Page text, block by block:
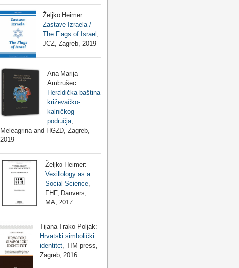
Željko Heimer:
Zastave Izraela /
The Flags of Israel ,
JCZ, Zagreb, 2019
Ana Marija
Ambrušec:
Heraldička baština
križevačko-
kalničkog
područja,
Meleagrina and HGZD, Zagreb,
2019
Željko Heimer:
Vexillology as a
Social Science
FHF, Danvers,
MA, 2017.
Tijana Trako Poljak:
Hrvatski simbolički
identitet, TIM press,
Zagreb, 2016.